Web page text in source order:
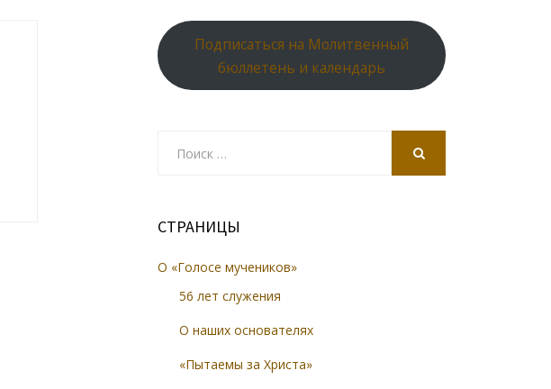
Подписаться на Молитвенный
бюллетень и календарь
СТРАНИЦЫ
О «Голосе мучеников»
56 лет служения
О наших основателях
«Пытаемы за Христа»